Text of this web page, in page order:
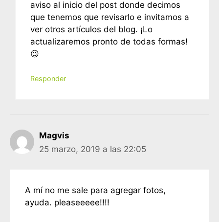
aviso al inicio del post donde decimos
que tenemos que revisarlo e invitamos a
ver otros artículos del blog. ¡Lo
actualizaremos pronto de todas formas!
😉
Responder
Magvis
25 marzo, 2019 a las 22:05
A mí no me sale para agregar fotos,
ayuda. pleaseeeee!!!!